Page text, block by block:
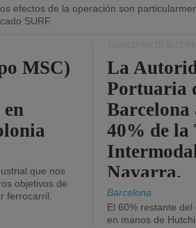
efectos de la operación son
SURF.
MSC)
que nos
objetivos de
ferrocarril.
La
Portuaria
40% de la
Navarra.
Barcelona
El 60% restante
en manos de